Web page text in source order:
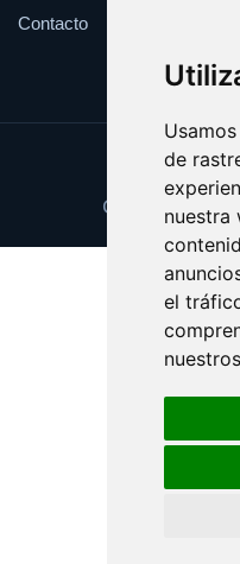
de
nuestra
el
Contacto
Update
Copyright ©